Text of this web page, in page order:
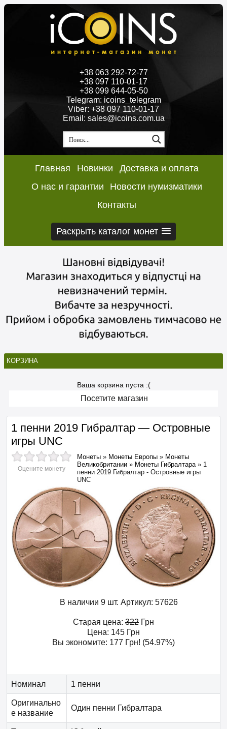
+38 063 292-72-77
+38 097 110-01-17
+38 099 644-05-50
Telegram: icoins_telegram
Viber: +38 097 110-01-17
Email: sales@icoins.com.ua
Главная Новинки
Доставка и оплата
О нас и гарантии
Новости нумизматики
Контакты
Раскрыть каталог монет
КОРЗИНА
Ваша корзина пуста :(
Посетите магазин
1 пенни 2019 Гибралтар — Островные
игры UNC
Оцените монету
Монеты » Монеты Европы » Монеты
Великобритании » Монеты Гибралтара» 1
пенни 2019 Гибралтар - Островные игры
UNC
В наличии 9 шт. Артикул: 57626
Старая цена: 322 Грн
Цена: 145 Грн
Вы экономите: 177 Грн! (54.97%)
Номинал 1 пенни
Оригинально
е название
Один пенни Гибралтара